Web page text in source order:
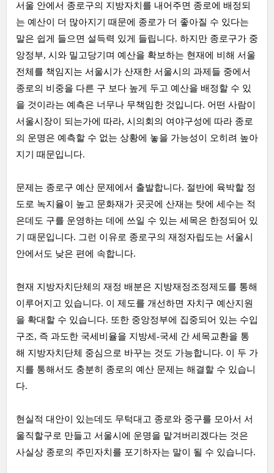
서울 안에서 종로구의 지방자치를 내어주면 종로에 배정되
는 예산이 더 많아지기 때문에 종로가 더 좋아질 수 있다는
말은 쉽게 들으면 설득력 있게 들립니다. 하지만 종로구가 중
앙정부, 시와 밀고당기며 예산을 확보하는 현재에 비해 서울
전체를 책임지는 서울시가 산재한 서울시의 과제들 중에서
종로의 비중을 다른 구 보다 높게 두고 예산을 배정할 수 있
을 것이라는 예측은 너무나 무책임한 것입니다. 어떤 사람이
서울시장이 되는가에 따라, 시의회의 여야구성에 따라 종로
의 운명은 예측할 수 없는 상황에 놓을 가능성이 오히려 높아
지기 때문입니다.
문제는 종로구 예산 문제에서 출발합니다. 절반에 육박할 정
도로 녹지율이 높고 문화재가 곳곳에 산재는 탓에 세수는 적
은데도 구를 운영하는 데에 쓰일 수 있는 세목은 한정되어 있
기 때문입니다. 그런 이유로 종로구의 재정자립도는 서울시
안에서도 낮은 편에 속합니다.
현재 지방자치단체의 재정 배분은 지방재정조정제도를 통해
이루어지고 있습니다. 이 제도를 개선하면 자치구 예산지원
을 확대할 수 있습니다. 또한 중앙정부에 집중되어 있는 수입
구조, 즉 과도한 국세비율을 지방세-국세 간 세목교환을 통
해 지방자치단체 중심으로 바꾸는 것도 가능합니다. 이 두 가
지를 통해서도 충분히 종로의 예산 문제는 해결할 수 있습니
다.
현실적 대안이 있는데도 무턱대고 종로와 중구를 모아서 서
울직할구로 만들고 서울시에 운명을 맡겨버리겠다는 것은
사실상 종로의 주민자치를 포기하자는 말이 될 수 있습니다.